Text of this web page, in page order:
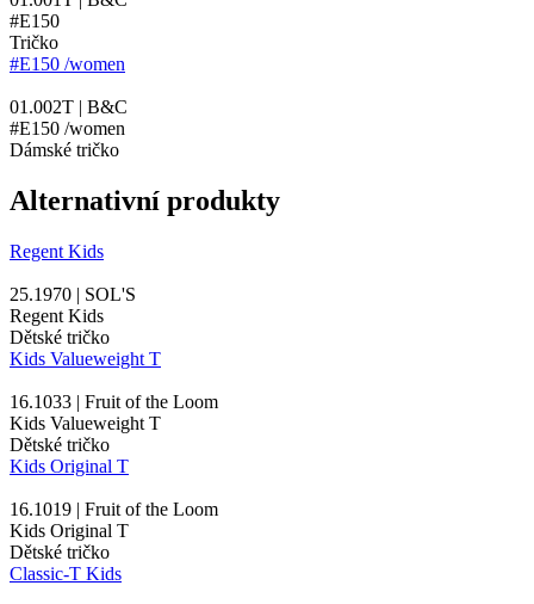
#E150
Tričko
#E150 /women
01.002T | B&C
#E150 /women
Dámské tričko
Alternativní produkty
Regent Kids
25.1970 | SOL'S
Regent Kids
Dětské tričko
Kids Valueweight T
16.1033 | Fruit of the Loom
Kids Valueweight T
Dětské tričko
Kids Original T
16.1019 | Fruit of the Loom
Kids Original T
Dětské tričko
Classic-T Kids